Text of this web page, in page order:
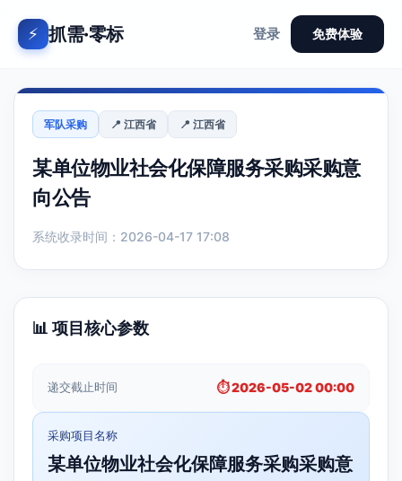
⚡ 抓需·零标 登录 免费体验
军队采购 📍 江西省 📍 江西省
某单位物业社会化保障服务采购采购意
向公告
系统收录时间：2026-04-17 17:08
📊 项目核心参数
递交截止时间 ⏱️ 2026-05-02 00:00
采购项目名称
某单位物业社会化保障服务采购采购意